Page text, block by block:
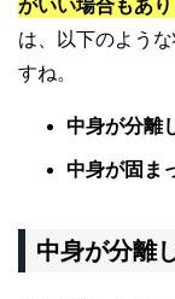
がいい場合もあり
は、以下のよう
すね。
中身が分離
中身が固ま
中身が分離